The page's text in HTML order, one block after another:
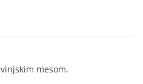
mesom.